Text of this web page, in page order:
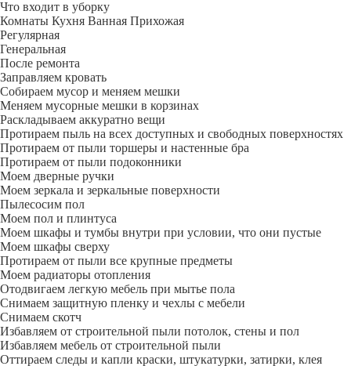
Что входит в уборку
Регу­лярная
Гене­ральная
После ремонта
Заправляем кровать
Собираем мусор и меняем мешки
Меняем мусорные мешки в корзинах
Раскладываем аккуратно вещи
Протираем пыль на всех доступных и свободных поверхностях
Протираем от пыли торшеры и настенные бра
Протираем от пыли подоконники
Моем дверные ручки
Моем зеркала и зеркальные поверхности
Пылесосим пол
Моем пол и плинтуса
Моем шкафы и тумбы внутри при условии, что они пустые
Моем шкафы сверху
Протираем от пыли все крупные предметы
Моем радиаторы отопления
Отодвигаем легкую мебель при мытье пола
Снимаем защитную пленку и чехлы с мебели
Снимаем скотч
Избавляем от строительной пыли потолок, стены и пол
Избавляем мебель от строительной пыли
Оттираем следы и капли краски, штукатурки, затирки, клея